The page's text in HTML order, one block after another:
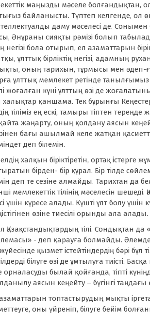
маңызды мәселе болғандықтан,
байланысты. Түптеп келгенде, ол
даму мәселесі де. Сонымен
Әнұраны сияқты рәмізі болып
негізі бола отырып, ел азаматтарын
ұлттық бірліктің негізі, адамның
оның тарихын, тұрмысы мен әдеп-
ұлттық мемлекет ретінде танылғымыз
жоғалған күні ұлттың өзі де
халықтар қаншама. Тек бұрынғы
тіліміз ең ескі, тамыры тіптен
қайта жаңарту, оның қолдану аясын
бағы ашылмай келе жатқан қасиетті
деп білемін.
халқын біріктіретін, ортақ
бірден- бір құрал. Бір тілде
деп те сезіне алмайды. Тарихтан да
мемлекеттік тілінің мәселесін шешеді.
үшін күресе алады. Күшті ұлт болу
өзіне тиесілі орынды ала алады.
Қазақстандықтардың тілі. Сондықтан
- деп қарауға болмайды.
қызмет істейтіндердің бәрі бұл
білуге өзі де ұмтылуға тиісті.
былай қойғанда, тіпті
аясын кеңейту – бүгінгі таңдағы
азаматтарын топтастырудың мықты
оны үйреніп, білуге бейім